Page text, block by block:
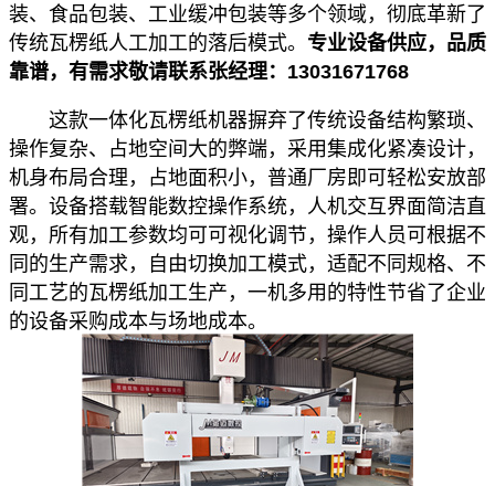
装、食品包装、工业缓冲包装等多个领域，彻底革新了
传统瓦楞纸人工加工的落后模式。 专业设备供应，品质
靠谱，有需求敬请联系张经理：13031671768
这款一体化瓦楞纸机器摒弃了传统设备结构繁琐、
操作复杂、占地空间大的弊端，采用集成化紧凑设计，
机身布局合理，占地面积小，普通厂房即可轻松安放部
署。设备搭载智能数控操作系统，人机交互界面简洁直
观，所有加工参数均可可视化调节，操作人员可根据不
同的生产需求，自由切换加工模式，适配不同规格、不
同工艺的瓦楞纸加工生产，一机多用的特性节省了企业
的设备采购成本与场地成本。